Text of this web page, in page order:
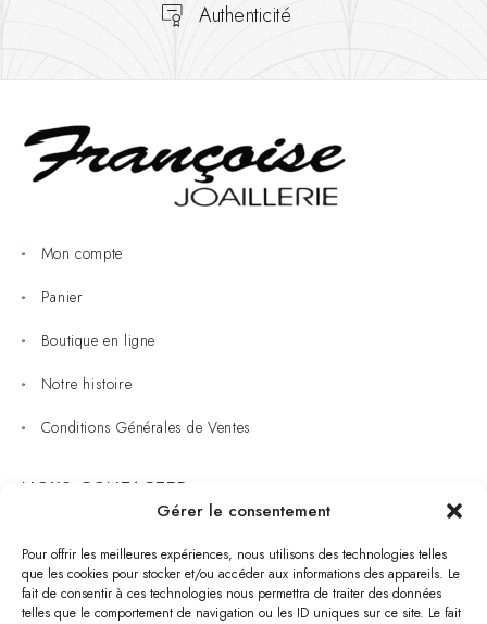
Gérer le consentement
Pour offrir les meilleures expériences, nous utilisons des technologies telles
que les cookies pour stocker et/ou accéder aux informations des appareils. Le
fait de consentir à ces technologies nous permettra de traiter des données
telles que le comportement de navigation ou les ID uniques sur ce site. Le fait
Authenticité
Mon compte
Panier
Boutique en ligne
Notre histoire
Conditions Générales de Ventes
NOUS CONTACTER
Bijouterie : 05 53 53 64 11